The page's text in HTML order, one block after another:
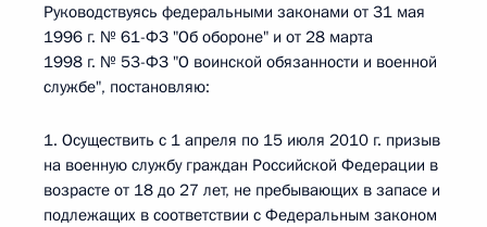
Руководствуясь федеральными законами от 31 мая
1996 г. № 61-ФЗ "Об обороне" и от 28 марта
1998 г. № 53-ФЗ "О воинской обязанности и военной
службе", постановляю:
1. Осуществить с 1 апреля по 15 июля 2010 г. призыв
на военную службу граждан Российской Федерации в
возрасте от 18 до 27 лет, не пребывающих в запасе и
подлежащих в соответствии с Федеральным законом